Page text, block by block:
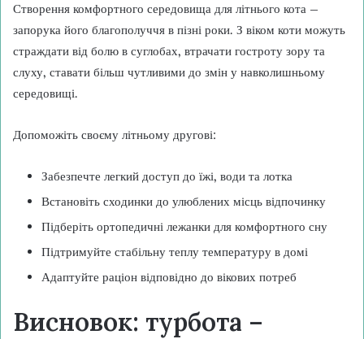
Створення комфортного середовища для літнього кота –
запорука його благополуччя в пізні роки. З віком коти можуть
страждати від болю в суглобах, втрачати гостроту зору та
слуху, ставати більш чутливими до змін у навколишньому
середовищі.
Допоможіть своєму літньому другові:
Забезпечте легкий доступ до їжі, води та лотка
Встановіть сходинки до улюблених місць відпочинку
Підберіть ортопедичні лежанки для комфортного сну
Підтримуйте стабільну теплу температуру в домі
Адаптуйте раціон відповідно до вікових потреб
Висновок: турбота –